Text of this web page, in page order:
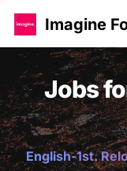
Imagine
Jobs
English-1st.